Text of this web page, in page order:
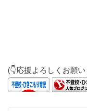
(👇応援よろしくお願